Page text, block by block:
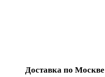
Доставка по